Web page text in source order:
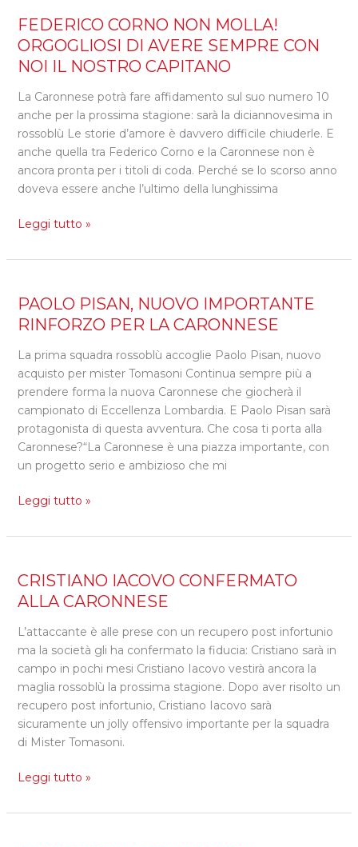
FEDERICO CORNO NON MOLLA!
ORGOGLIOSI DI AVERE SEMPRE CON
NOI IL NOSTRO CAPITANO
La Caronnese potrà fare affidamento sul suo numero 10
anche per la prossima stagione: sarà la diciannovesima in
rossoblù Le storie d’amore è davvero difficile chiuderle. E
anche quella tra Federico Corno e la Caronnese non è
ancora pronta per i titoli di coda. Perché se lo scorso anno
doveva essere anche l’ultimo della lunghissima
FEDERICO
CORNO
NON
ORGOGLIOSI
DI
AVERE
SEMPRE
CON
NOI
NOSTRO
Leggi tutto »
PAOLO PISAN, NUOVO IMPORTANTE
RINFORZO PER LA CARONNESE
La prima squadra rossoblù accoglie Paolo Pisan, nuovo
acquisto per mister Tomasoni Continua sempre più a
prendere forma la nuova Caronnese che giocherà il
campionato di Eccellenza Lombardia. E Paolo Pisan sarà
protagonista di questa avventura. Che cosa ti porta alla
Caronnese?“La Caronnese è una piazza importante, con
un progetto serio e ambizioso che mi
PAOLO
PISAN,
IMPORTANTE
RINFORZO
PER
LA
CARONNESE
Leggi tutto »
CRISTIANO IACOVO CONFERMATO
ALLA CARONNESE
L’attaccante è alle prese con un recupero post infortunio
ma la società gli ha confermato la fiducia: Cristiano sarà in
campo in pochi mesi Cristiano Iacovo vestirà ancora la
maglia rossoblù la prossima stagione. Dopo aver risolto un
recupero post infortunio, Cristiano Iacovo sarà
sicuramente un jolly offensivo importante per la squadra
di Mister Tomasoni.
CRISTIANO
IACOVO
ALLA
CARONNESE
Leggi tutto »